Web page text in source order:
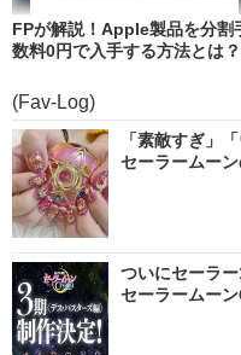
FPが解説！Apple製品を分割
数料0円で入手する方法とは？
(Fav-Log)
「素敵すぎ」
セーラームー
ついにセーラ
セーラームー